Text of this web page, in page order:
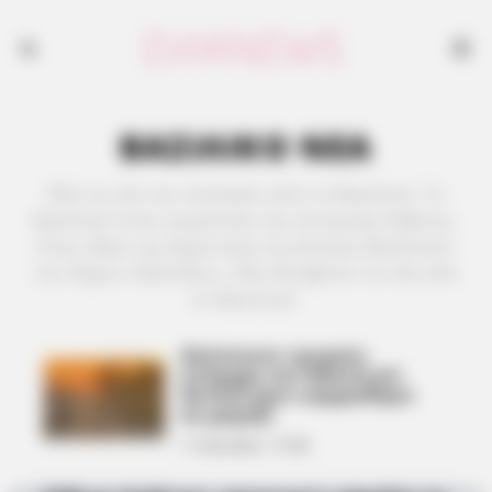
ΒΑΣΙΛΙΚΟ ΝΕΑ
Απίστευτο τροχαίο
ατύχημα στο Βασιλικό: